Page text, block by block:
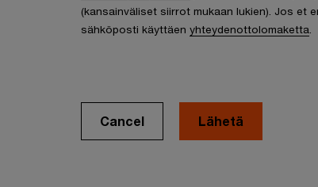
(kansainväliset siirrot mukaan lukien). Jos et
sähköposti käyttäen yhteydenottolomaketta
Cancel